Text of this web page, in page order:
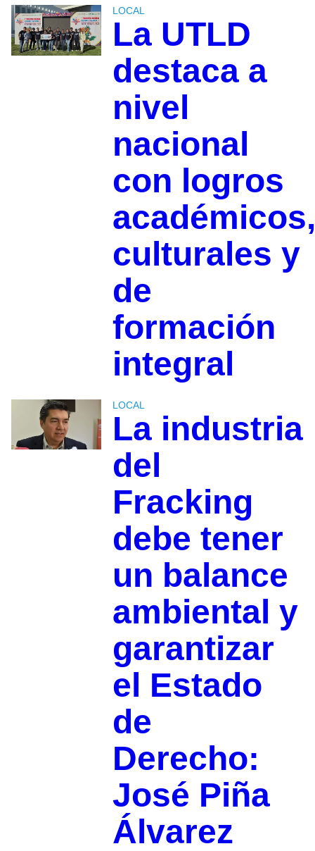
LOCAL
La UTLD
destaca a
nivel
nacional
con logros
académicos,
culturales y
de
formación
integral
LOCAL
La industria
del
Fracking
debe tener
un balance
ambiental y
garantizar
el Estado
de
Derecho:
José Piña
Álvarez